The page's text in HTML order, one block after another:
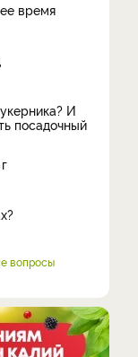
время
И
посадочный
вопросы